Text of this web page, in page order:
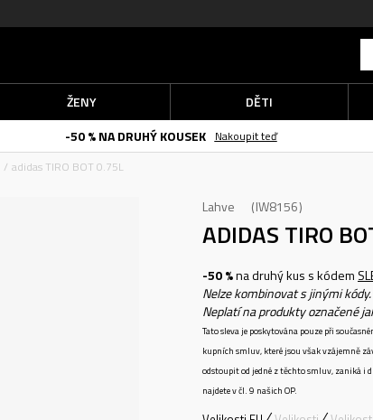
ŽENY
DĚTI
-50 % NA DRUHÝ KOUSEK
Nakoupit teď
adidas TIRO BOT 0.75L
Lahve IW8156
ADIDAS TIRO
-50 %na druhý kus s kódem
Nelze kombinovat s jinými kódy.
Neplatí na produkty označené
Tato sleva je poskytována pouze při
kupních smluv, které jsou však vzájemně
odstoupit od jedné z těchto smluv, zaniká i
najdete v čl. 9 našich OP.